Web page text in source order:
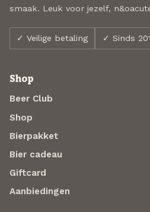
smaak. Leuk voor jezelf,
✓ Veilige betaling ✓ Sinds
Shop
Beer Club
Shop
Bierpakket
Bier cadeau
Giftcard
Aanbiedingen